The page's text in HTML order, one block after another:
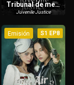
Tribunal de menores
Juvenile Justice
Emisión S1 EP8